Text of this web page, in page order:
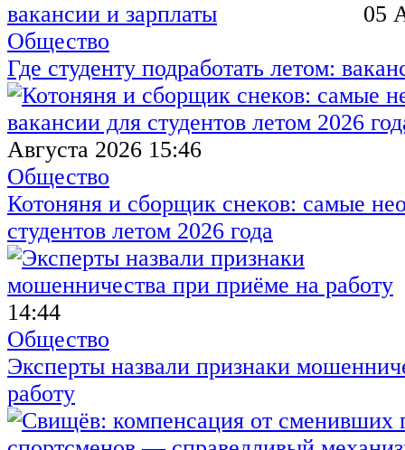
05
Общество
Где студенту подработать летом:
Августа 2026 15:46
Общество
Котоняня и сборщик снеков: самые
студентов летом 2026 года
14:44
Общество
Эксперты назвали признаки
работу